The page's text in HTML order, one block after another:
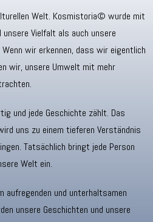
Welt. Kosmistoria© wurde mit
Vielfalt als auch unsere
wir erkennen, dass wir eigentlich
wir, unsere Umwelt mit mehr
und jede Geschichte zählt. Das
uns zu einem tieferen Verständnis
Tatsächlich bringt jede Person
Welt ein.
aufregenden und unterhaltsamen
unsere Geschichten und unsere